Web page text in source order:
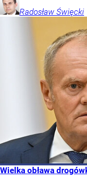
Radosław Święcki
Wielka obława